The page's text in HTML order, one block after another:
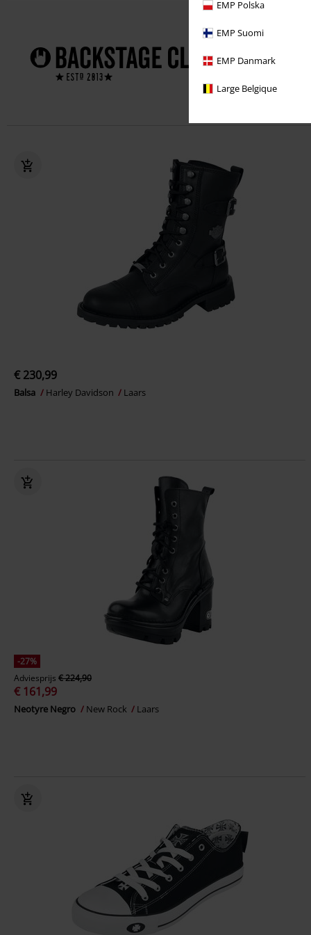
EMP Polska
EMP Suomi
EMP Danmark
Large Belgique
€ 230,99
Balsa Harley Davidson Laars
-27%
Adviesprijs € 224,90
€ 161,99
Neotyre Negro New Rock Laars